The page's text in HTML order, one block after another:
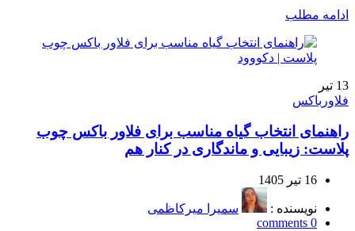
ادامه مطلب
13 تیر
فلاورباکس
راهنمای انتخاب گیاه مناسب برای فلاور باکس چوب
پلاست: زیبایی و ماندگاری در کنار هم
16 تیر 1405
نویسنده :
سمیرا میرکاظمی
0
comments